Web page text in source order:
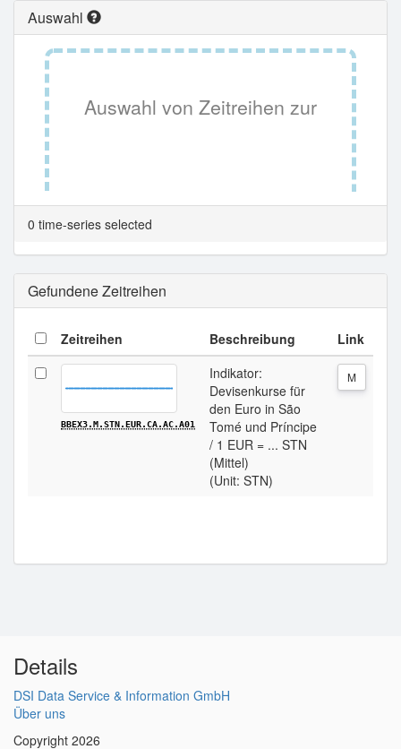
Auswahl
Auswahl von Zeitreihen zur
Tabellenansicht.
0 time-series selected
Gefundene Zeitreihen
Zeitreihen Beschreibung Link
BBEX3.M.STN.EUR.CA.AC.A01
Indikator:
Devisenkurse für
den Euro in São
Tomé und Príncipe
/ 1 EUR = ... STN
(Mittel)
(Unit: STN)
M
Details
DSI Data Service & Information GmbH
Über uns
Copyright 2026